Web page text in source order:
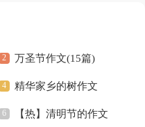
万圣节作文(15篇)
精华家乡的树作文
【热】清明节的作文